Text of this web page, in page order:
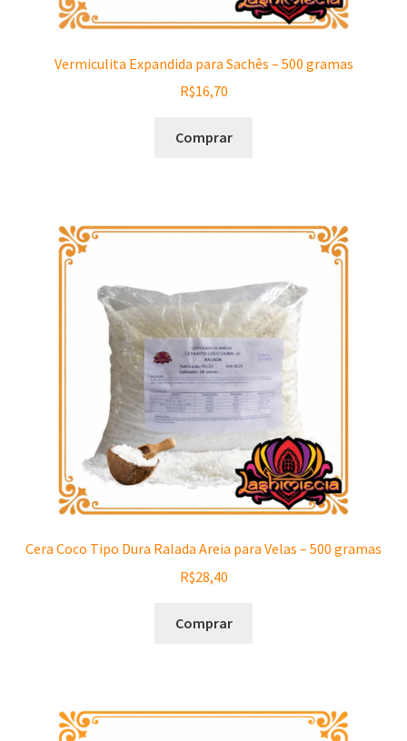
Vermiculita Expandida para Sachês – 500 gramas
R$16,70
Comprar
Cera Coco Tipo Dura Ralada Areia para Velas – 500 gramas
R$28,40
Comprar